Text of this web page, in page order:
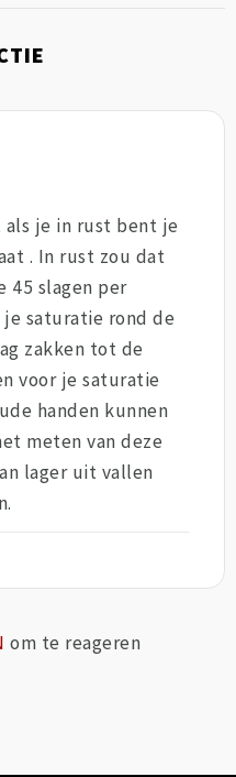
als je in rust bent je
. In rust zou dat
45 slagen per
saturatie rond de
zakken tot de
voor je saturatie
handen kunnen
meten van deze
lager uit vallen
om te reageren